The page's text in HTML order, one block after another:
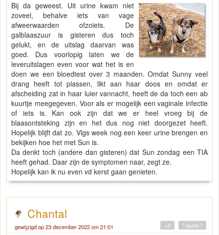
Bij da geweest. Uit urine kwam niet
zoveel, behalve iets van vage
afweerwaarden ofzoiets. De
galblaaszuur is gisteren dus toch
gelukt, en de uitslag daarvan was
goed. Dus voorlopig laten we de
leveruitslagen even voor wat het is en
doen we een bloedtest over 3 maanden. Omdat Sunny veel
drang heeft tot plassen, likt aan haar doos en omdat er
afscheiding zat in haar luier vannacht, heeft de da toch een ab
kuurtje meegegeven. Voor als er mogelijk een vaginale infectie
of iets is. Kan ook zijn dat we er heel vroeg bij de
blaasontsteking zijn en het dus nog niet doorgezet heeft.
Hopelijk blijft dat zo. Vlgs week nog een keer urine brengen en
bekijken hoe het met Sun is.
Da denkt toch (andere dan gisteren) dat Sun zondag een TIA
heeft gehad. Daar zijn de symptomen naar, zegt ze.
Hopelijk kan ik nu even vd kerst gaan genieten.
Chantal
gewijzigd op 23 december 2022 om 21:01 " quote "
+0